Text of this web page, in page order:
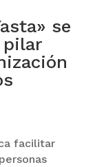
se
pilar
facilitar